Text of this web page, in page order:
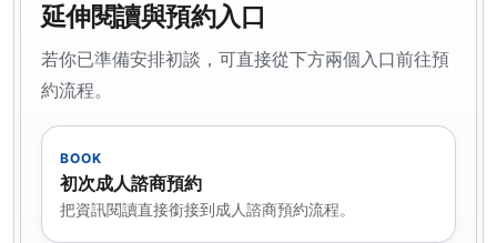
延伸閱讀與預約入口
若你已準備安排初談，可直接從下方兩個入口前往預
約流程。
BOOK
初次成人諮商預約
把資訊閱讀直接銜接到成人諮商預約流程。